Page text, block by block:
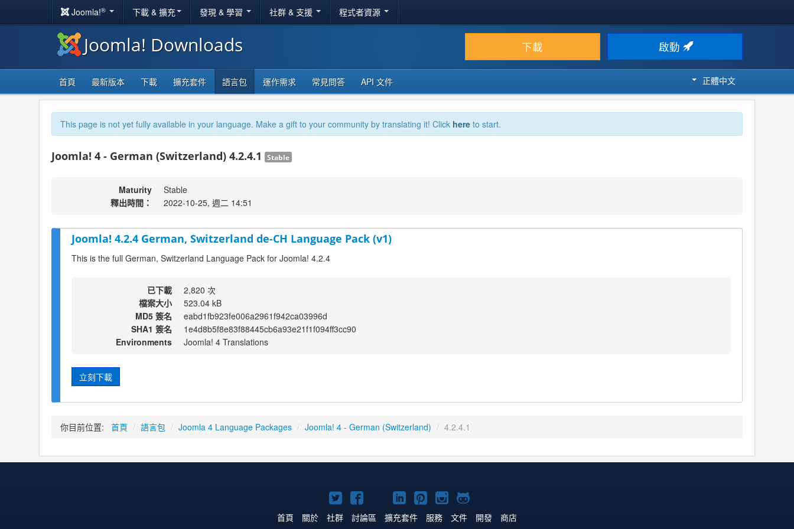
Joomla!® 下載 & 擴充 發現 & 學習 社群 & 支援 程式者資源
Joomla! Downloads 下載 啟動
首頁 最新版本 下載 擴充套件 語言包 運作需求 常見問答 API 文件 正體中文
This page is not yet fully available in your language. Make a gift to your community by translating it! Click here to start.
Joomla! 4 - German (Switzerland) 4.2.4.1 Stable
Maturity
Stable
釋出時間：
2022-10-25, 週二 14:51
Joomla! 4.2.4 German, Switzerland de-CH Language Pack (v1)
This is the full German, Switzerland Language Pack for Joomla! 4.2.4
已下載
2,820 次
檔案大小
523.04 kB
MD5 簽名
eabd1fb923fe006a2961f942ca03996d
SHA1 簽名
1e4d8b5f8e83f88445cb6a93e21f1f094ff3cc90
Environments
Joomla! 4 Translations
立刻下載
你目前位置: 首頁 / 語言包 / Joomla 4 Language Packages / Joomla! 4 - German (Switzerland) / 4.2.4.1
Twitter
上
Facebook
上
YouTube
上
Linkedln
上
Pinterest
上
Instagram
上
GitHub
上
首頁 關於 社群 討論區 擴充套件 服務 文件 開發 商店